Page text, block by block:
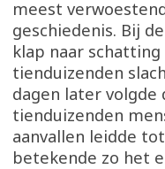
meest
geschiedenis. Bij
klap naar
tienduizenden
dagen later volgde
tienduizenden
aanvallen leidde
betekende zo het